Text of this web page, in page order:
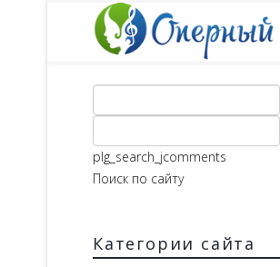
plg_search_jcomments
Поиск по сайту
Категории сайта